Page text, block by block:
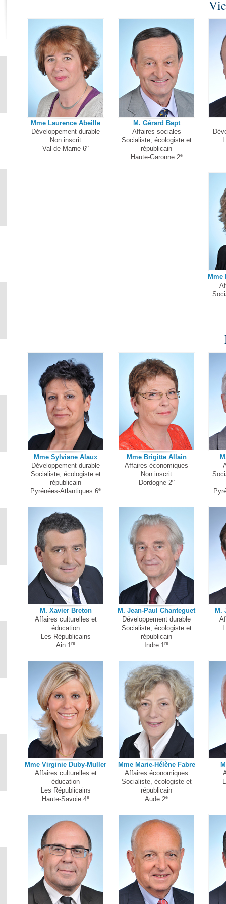
Rapports législatifs
Rapports sur l'application des lois
Baromètre de l’application des lois
Dossiers législatifs
Budget et sécurité sociale
Questions écrites et orales
Comptes rendus des débats
Anciennes législatures
Liens vers les sites publics
Mme Laurence Abeille
Développement durable
Non inscrit
Val-de-Marne 6e
M. Gérard Bapt
Affaires sociales
Socialiste, écologiste et
républicain
Haute-Garonne 2e
Mme
Mme Sylviane Alaux
Développement durable
Socialiste, écologiste et
républicain
Pyrénées-Atlantiques 6e
Mme Brigitte Allain
Affaires économiques
Non inscrit
Dordogne 2e
M. Xavier Breton
Affaires culturelles et
éducation
Les Républicains
Ain 1re
M. Jean-Paul Chanteguet
Développement durable
Socialiste, écologiste et
républicain
Indre 1re
M.
Mme Virginie Duby-Muller
Affaires culturelles et
éducation
Les Républicains
Haute-Savoie 4e
Mme Marie-Hélène Fabre
Affaires économiques
Socialiste, écologiste et
républicain
Aude 2e